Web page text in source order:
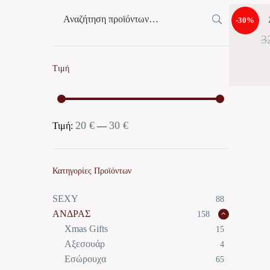
Τιμή
Ελάχιστη
Μέγιστη
Τιμή: 20 € — 30 €
Κατηγορίες Προϊόντων
SEXY 88
ΑΝΔΡΑΣ 158
Xmas Gifts 15
Αξεσουάρ 4
Εσώρουχα 65
-30%